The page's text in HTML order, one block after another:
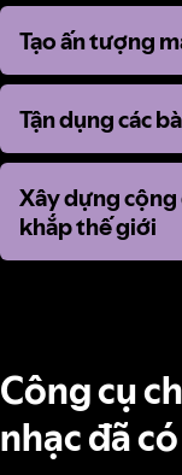
Tạo ấn tượng
Tạo ấn tượng
Tận dụng các
Tận dụng các
Xây dựng
khắp thế giới
Xây dựng
khắp thế giới
Công cụ
nhạc đã